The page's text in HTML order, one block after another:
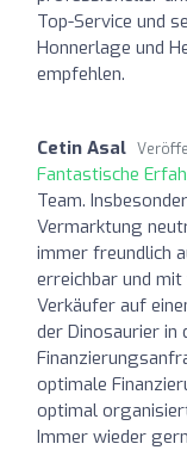
Top-Service und
Honnerlage und
empfehlen.
Cetin Asal
Fantastische
Team.
Vermarktung
immer freundlich
erreichbar und
Verkäufer auf
der Dinosaurier in
optimale
optimal
Immer wieder